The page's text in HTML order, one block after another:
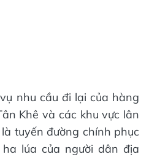
nhu cầu đi lại của hàng
Khê và các khu vực lân
tuyến đường chính phục
lúa của người dân địa